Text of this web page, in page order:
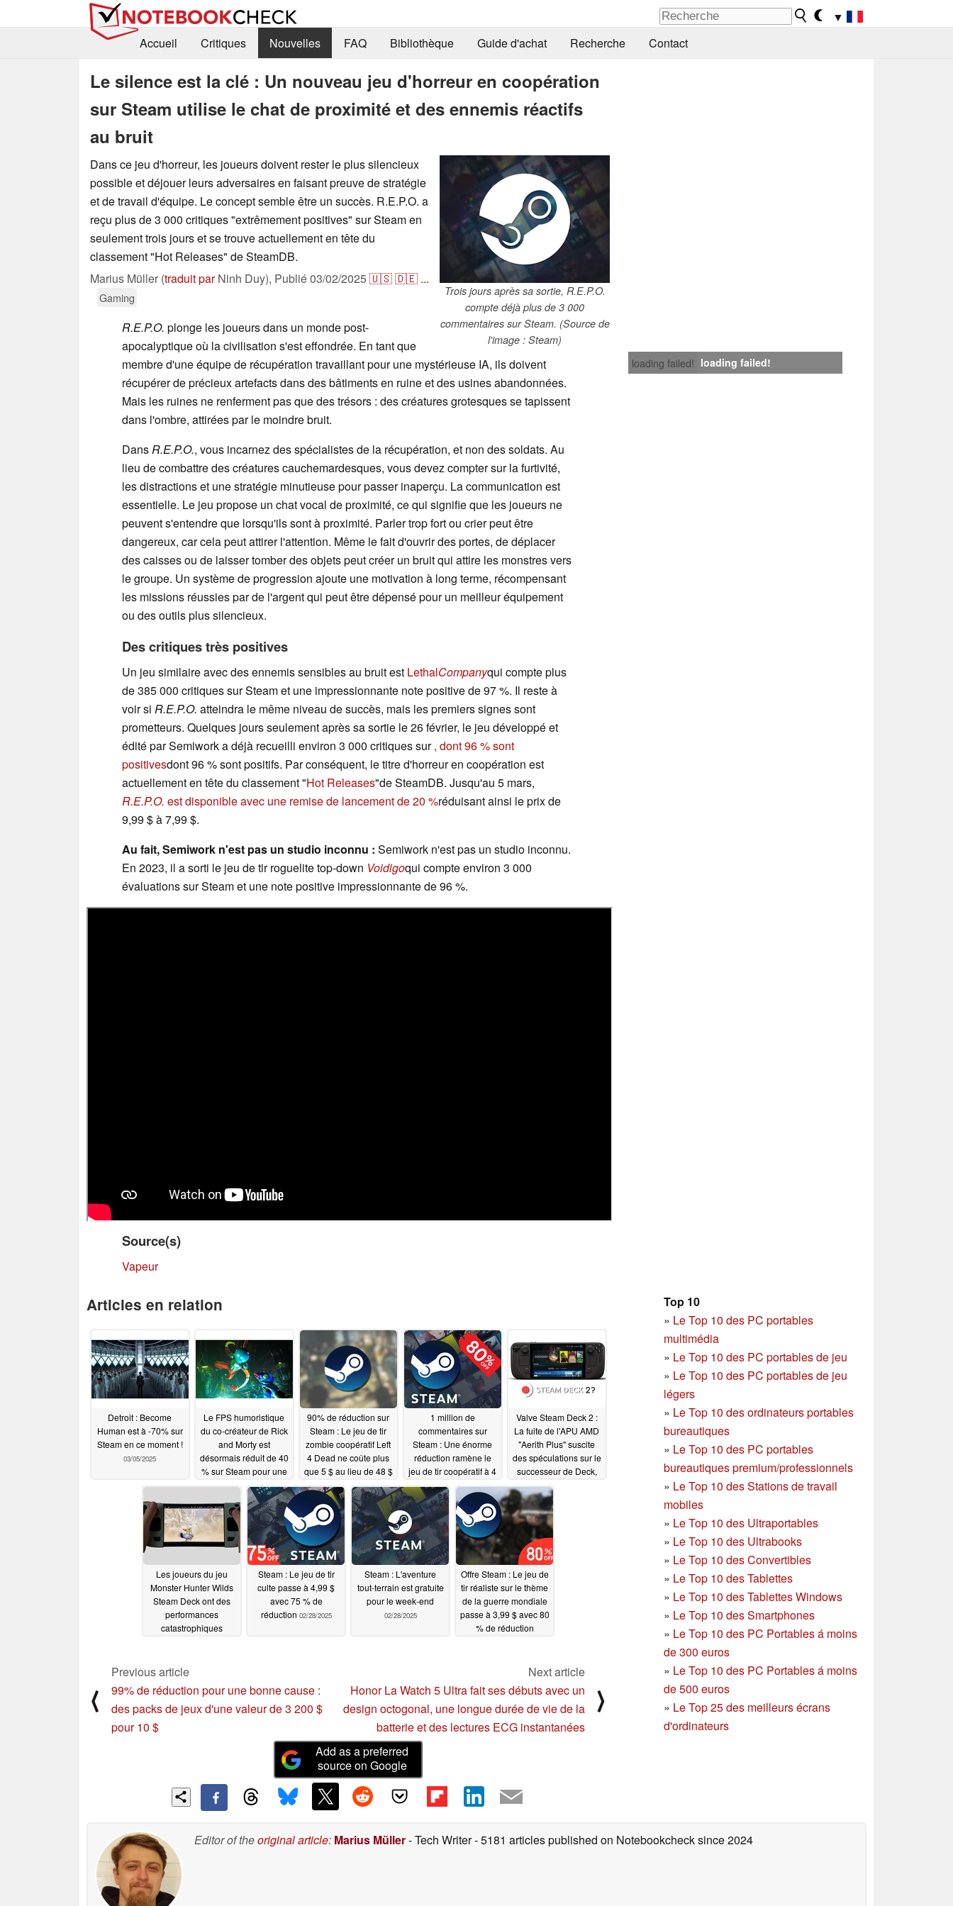
▼
Accueil
Critiques Nouvelles FAQ Bibliothèque Guide d'achat Recherche Contact
Le silence est la clé : Un nouveau jeu d'horreur en coopération
sur Steam utilise le chat de proximité et des ennemis réactifs
au bruit
Trois jours après sa sortie, R.E.P.O.
compte déjà plus de 3 000
commentaires sur Steam. (Source de
l'image : Steam)
Dans ce jeu d'horreur, les joueurs doivent rester le plus silencieux
possible et déjouer leurs adversaires en faisant preuve de stratégie
et de travail d'équipe. Le concept semble être un succès. R.E.P.O. a
reçu plus de 3 000 critiques "extrêmement positives" sur Steam en
seulement trois jours et se trouve actuellement en tête du
classement "Hot Releases" de SteamDB.
Marius Müller (traduit parNinh Duy), Publié03/02/2025🇺🇸🇩🇪 ...
Gaming
loading failed! loading failed!
R.E.P.O. plonge les joueurs dans un monde post-
apocalyptique où la civilisation s'est effondrée. En tant que
membre d'une équipe de récupération travaillant pour une mystérieuse IA, ils doivent
récupérer de précieux artefacts dans des bâtiments en ruine et des usines abandonnées.
Mais les ruines ne renferment pas que des trésors : des créatures grotesques se tapissent
dans l'ombre, attirées par le moindre bruit.
DansR.E.P.O., vous incarnez des spécialistes de la récupération, et non des soldats. Au
lieu de combattre des créatures cauchemardesques, vous devez compter sur la furtivité,
les distractions et une stratégie minutieuse pour passer inaperçu. La communication est
essentielle. Le jeu propose un chat vocal de proximité, ce qui signifie que les joueurs ne
peuvent s'entendre que lorsqu'ils sont à proximité. Parler trop fort ou crier peut être
dangereux, car cela peut attirer l'attention. Même le fait d'ouvrir des portes, de déplacer
des caisses ou de laisser tomber des objets peut créer un bruit qui attire les monstres vers
le groupe. Un système de progression ajoute une motivation à long terme, récompensant
les missions réussies par de l'argent qui peut être dépensé pour un meilleur équipement
ou des outils plus silencieux.
Des critiques très positives
Un jeu similaire avec des ennemis sensibles au bruit est LethalCompanyqui compte plus
de 385 000 critiques sur Steam et une impressionnante note positive de 97 %. Il reste à
voir si R.E.P.O. atteindra le même niveau de succès, mais les premiers signes sont
prometteurs. Quelques jours seulement après sa sortie le 26 février, le jeu développé et
édité par Semiwork a déjà recueilli environ 3 000 critiques sur, dont 96 % sont
positivesdont 96 % sont positifs. Par conséquent, le titre d'horreur en coopération est
actuellement en tête du classement "Hot Releases"de SteamDB. Jusqu'au 5 mars,
R.E.P.O. est disponible avec une remise de lancement de 20 %réduisant ainsi le prix de
9,99 $ à 7,99 $.
Au fait, Semiwork n'est pas un studio inconnu : Semiwork n'est pas un studio inconnu.
En 2023, il a sorti le jeu de tir roguelite top-down Voidigoqui compte environ 3 000
évaluations sur Steam et une note positive impressionnante de 96 %.
Source(s)
Vapeur
Top 10
» Le Top 10 des PC portables
multimédia
» Le Top 10 des PC portables de jeu
» Le Top 10 des PC portables de jeu
légers
» Le Top 10 des ordinateurs portables
bureautiques
» Le Top 10 des PC portables
bureautiques premium/professionnels
» Le Top 10 des Stations de travail
mobiles
» Le Top 10 des Ultraportables
» Le Top 10 des Ultrabooks
» Le Top 10 des Convertibles
» Le Top 10 des Tablettes
» Le Top 10 des Tablettes Windows
» Le Top 10 des Smartphones
» Le Top 10 des PC Portables á moins
de 300 euros
» Le Top 10 des PC Portables á moins
de 500 euros
» Le Top 25 des meilleurs écrans
d'ordinateurs
Articles en relation
Detroit : Become
Human est à -70% sur
Steam en ce moment !
03/05/2025
Le FPS humoristique
du co-créateur de Rick
and Morty est
désormais réduit de 40
% sur Steam pour une
durée limitée03/05/2025
90% de réduction sur
Steam : Le jeu de tir
zombie coopératif Left
4 Dead ne coûte plus
que 5 $ au lieu de 48 $
03/05/2025
1 million de
commentaires sur
Steam : Une énorme
réduction ramène le
jeu de tir coopératif à 4
$03/02/2025
Valve Steam Deck 2 :
La fuite de l'APU AMD
"Aerith Plus" suscite
des spéculations sur le
successeur de Deck,
mais des questions
subsistent
Les joueurs du jeu
Monster Hunter Wilds
Steam Deck ont des
performances
catastrophiques
Steam : Le jeu de tir
culte passe à 4,99 $
avec 75 % de
réduction 02/28/2025
Steam : L'aventure
tout-terrain est gratuite
pour le week-end
02/28/2025
Offre Steam : Le jeu de
tir réaliste sur le thème
de la guerre mondiale
passe à 3,99 $ avec 80
% de réduction
⟨
Previous article
99% de réduction pour une bonne cause :
des packs de jeux d'une valeur de 3 200 $
pour 10 $
Next article
Honor La Watch 5 Ultra fait ses débuts avec un
design octogonal, une longue durée de vie de la
batterie et des lectures ECG instantanées
⟩
Add as a preferred
source on Google
Editor of theoriginal article: Marius Müller- Tech Writer- 5181 articles published on Notebookchecksince 2024